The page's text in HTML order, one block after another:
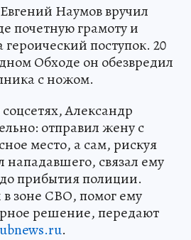
Наумов вручил
почетную грамоту и
поступок. 20
Обходе он обезвредил
с ножом.
Александр
отправил жену с
место, а сам, рискуя
связал ему
прибытия полиции.
зоне СВО, помог ему
решение, передают
.